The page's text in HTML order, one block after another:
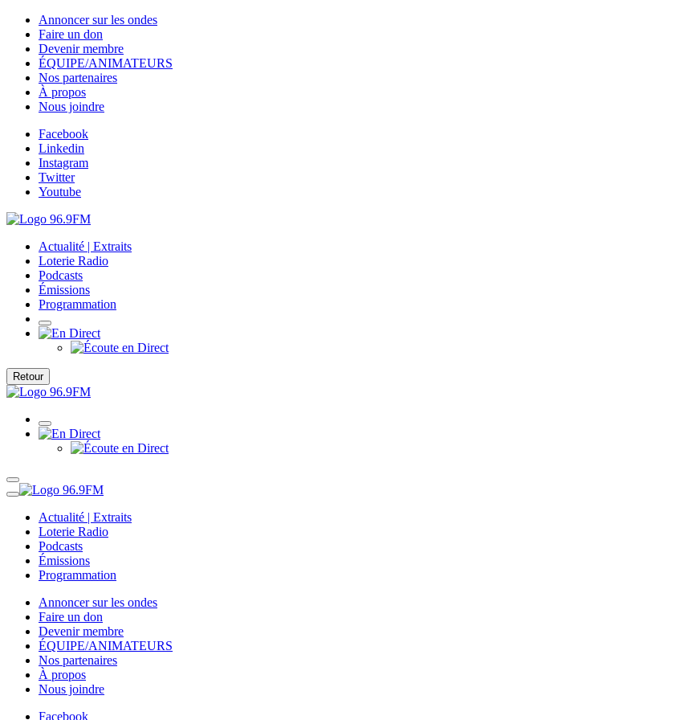
Annoncer sur les ondes
Faire un don
Devenir membre
ÉQUIPE/ANIMATEURS
Nos partenaires
À propos
Nous joindre
Facebook
Linkedin
Instagram
Twitter
Youtube
Actualité | Extraits
Loterie Radio
Podcasts
Émissions
Programmation
Retour
Actualité | Extraits
Loterie Radio
Podcasts
Émissions
Programmation
Annoncer sur les ondes
Faire un don
Devenir membre
ÉQUIPE/ANIMATEURS
Nos partenaires
À propos
Nous joindre
Facebook